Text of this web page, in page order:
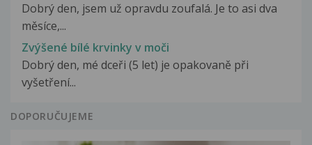
Dobrý den, jsem už opravdu zoufalá. Je to asi dva
měsíce,...
Zvýšené bílé krvinky v moči
Dobrý den, mé dceři (5 let) je opakovaně při
vyšetření...
DOPORUČUJEME